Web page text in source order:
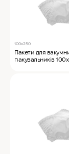
100х250
Пакети для
пакувальників